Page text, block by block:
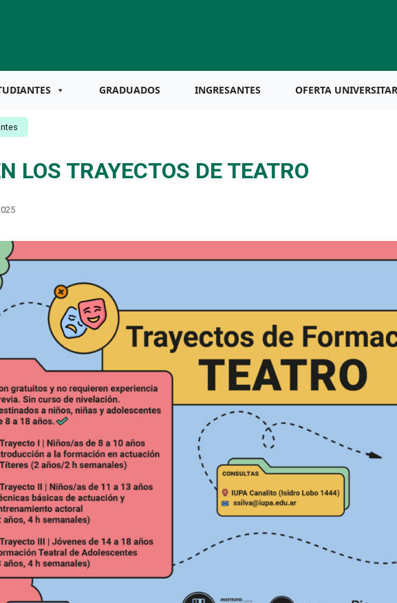
GRADUADOS INGRESANTES OFERTA
LOS TRAYECTOS DE TEATRO